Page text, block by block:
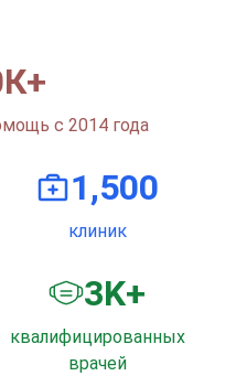
К+
с 2014 года
1,500
клиник
3K+
квалифицированных
врачей